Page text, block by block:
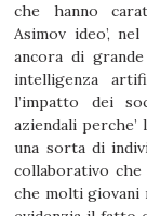
che hanno
Asimov ideo’,
ancora di
intelligenza
l’impatto dei
aziendali
una sorta di
collaborativo
che molti giovani